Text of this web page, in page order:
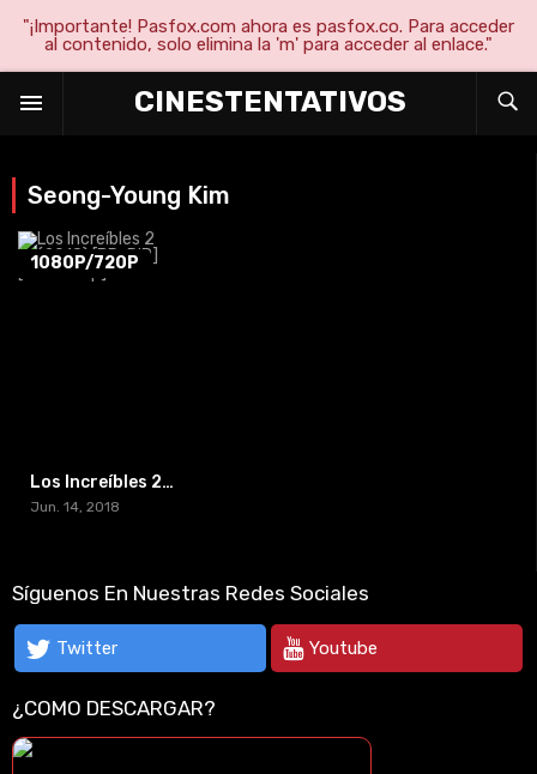
"¡Importante! Pasfox.com ahora es pasfox.co. Para acceder
al contenido, solo elimina la 'm' para acceder al enlace."
CINESTENTATIVOS
Seong-Young Kim
1080P/720P
Los Increíbles 2 (2018) [BR-RIP] [HD-1080p]
Jun. 14, 2018
Síguenos En Nuestras Redes Sociales
Twitter Youtube
¿COMO DESCARGAR?